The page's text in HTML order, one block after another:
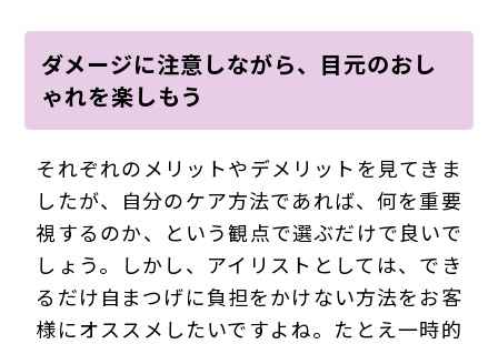
ダメージに注意しながら、目元のおし
ゃれを楽しもう
それぞれのメリットやデメリットを見てきま
したが、自分のケア方法であれば、何を重要
視するのか、という観点で選ぶだけで良いで
しょう。しかし、アイリストとしては、でき
るだけ自まつげに負担をかけない方法をお客
様にオススメしたいですよね。たとえ一時的